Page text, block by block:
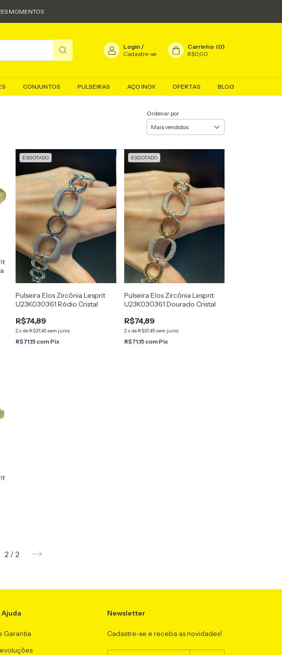
MOMENTOS
Login /
Cadastre-se
Carrinho (0)
R$0,00
CONJUNTOS PULSEIRAS AÇO INOX OFERTAS BLOG
Ordenar por
ESGOTADO
Pulseira Elos Zircônia Lesprit
U23K030361 Ródio Cristal
R$74,89
2xde R$37,45 sem juros
R$71,15 com Pix
ESGOTADO
Pulseira Elos Zircônia Lesprit
U23K030361 Dourado Cristal
R$74,89
2x de R$37,45 sem juros
R$71,15 com Pix
2 / 2
Garantia
Newsletter
Cadastre-se e receba as novidades!